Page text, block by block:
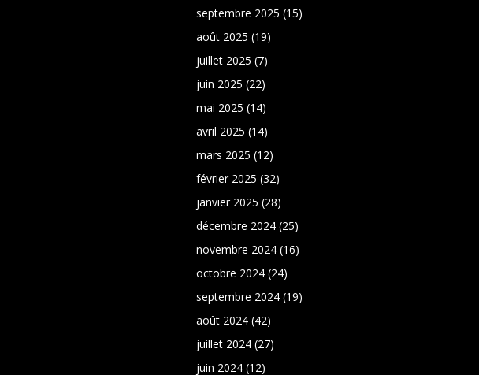
septembre 2025 (15)
août 2025 (19)
juillet 2025 (7)
juin 2025 (22)
mai 2025 (14)
avril 2025 (14)
mars 2025 (12)
février 2025 (32)
janvier 2025 (28)
décembre 2024 (25)
novembre 2024 (16)
octobre 2024 (24)
septembre 2024 (19)
août 2024 (42)
juillet 2024 (27)
juin 2024 (12)